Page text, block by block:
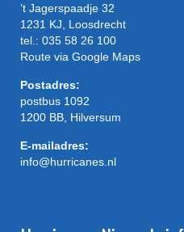
’t Jagerspaadje 32
1231 KJ, Loosdrecht
tel.: 035 58 26 100
Route via Google Maps
Postadres:
postbus 1092
1200 BB, Hilversum
E-mailadres:
info@hurricanes.nl